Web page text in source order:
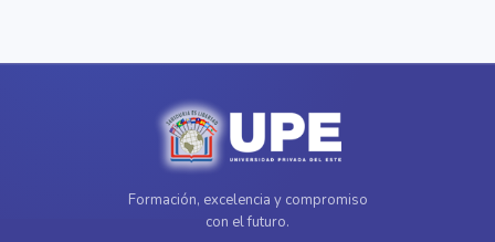
Formación, excelencia y compromiso
con el futuro.